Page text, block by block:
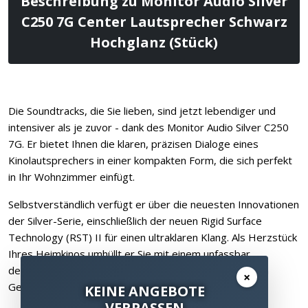
C250 7G Center Lautsprecher Schwarz
Hochglanz (Stück)
Die Soundtracks, die Sie lieben, sind jetzt lebendiger und
intensiver als je zuvor - dank des Monitor Audio Silver C250
7G. Er bietet Ihnen die klaren, präzisen Dialoge eines
Kinolautsprechers in einer kompakten Form, die sich perfekt
in Ihr Wohnzimmer einfügt.
Selbstverständlich verfügt er über die neuesten Innovationen
der Silver-Serie, einschließlich der neuen Rigid Surface
Technology (RST) II für einen ultraklaren Klang. Als Herzstück
Ihres Heimkinos umhüllt er Sie mit einem unfassbar
detaillierten Klang, der Ihnen das Gefühl gibt, mitten im
Geschehen zu sein.
×
KEINE ANGEBOTE